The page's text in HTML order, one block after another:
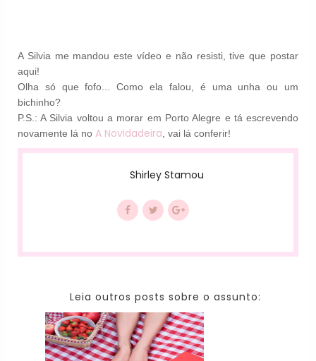
A Silvia me mandou este vídeo e não resisti, tive que postar
aqui!
Olha só que fofo... Como ela falou, é uma unha ou um
bichinho?
P.S.: A Silvia voltou a morar em Porto Alegre e tá escrevendo
novamente lá no A Novidadeira , vai lá conferir!
Shirley Stamou
Leia outros posts sobre o assunto: